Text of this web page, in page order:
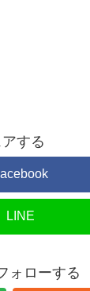
する
LINE
ォローする